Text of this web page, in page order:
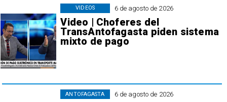
6 de agosto de 2026
Video | Choferes del
TransAntofagasta piden sistema
mixto de pago
VIDEOS
6 de agosto de 2026
ANTOFAGASTA